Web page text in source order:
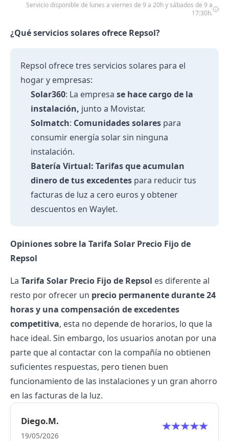
Servicio disponible de lunes a viernes de 9 a 20h y sábados de 9 a
17:30h.
¿Qué servicios solares ofrece Repsol?
Repsol ofrece tres servicios solares para el
hogar y empresas:
Solar360: La empresa se hace cargo de la
instalación, junto a Movistar.
Solmatch: Comunidades solares para
consumir energía solar sin ninguna
instalación.
Batería Virtual: Tarifas que acumulan
dinero de tus excedentes para reducir tus
facturas de luz a cero euros y obtener
descuentos en Waylet.
Opiniones sobre la Tarifa Solar Precio Fijo de
Repsol
La Tarifa Solar Precio Fijo de Repsol es diferente al
resto por ofrecer un precio permanente durante 24
horas y una compensación de excedentes
competitiva, esta no depende de horarios, lo que la
hace ideal. Sin embargo, los usuarios anotan por una
parte que al contactar con la compañía no obtienen
suficientes respuestas, pero tienen buen
funcionamiento de las instalaciones y un gran ahorro
en las facturas de la luz.
Diego.M.
19/05/2026